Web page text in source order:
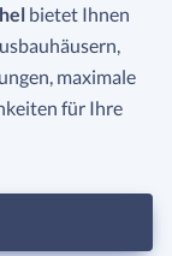
bietet Ihnen
maximale
für Ihre